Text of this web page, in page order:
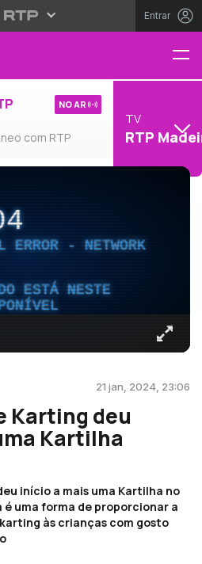
Entrar
com RTP
NO AR
TV
RTP
ERROR - NETWORK
ESTÁ NESTE
21 jan, 2024, 23:06
Karting deu
Kartilha
início a mais uma Kartilha no
é uma forma de proporcionar a
às crianças com gosto